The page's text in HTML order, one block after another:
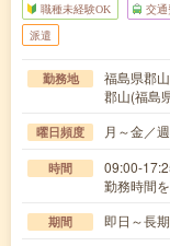
職種未経験OK 交通
派遣
勤務地
福島県郡
郡山(福島
曜日頻度 月～金／
時間
09:00-
勤務時間
期間 即日～長期